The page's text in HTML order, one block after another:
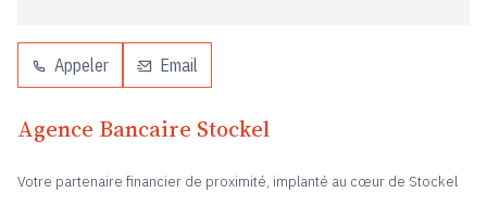
Appeler Email
Agence Bancaire Stockel
Votre partenaire financier de proximité, implanté au cœur de Stockel